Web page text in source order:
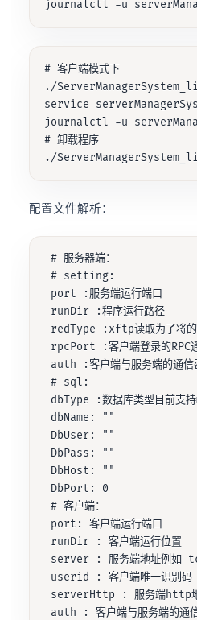
# 客户端模式下
./
service
journalctl -u
# 卸载程序
配置文件解析：
# 服务器端：
# setting:
port :服务端运行端口
runDir :程序运行路径
redType :xftp读取为了将的
rpcPort :客户端登录的RPC
auth :客户端与服务端的通信
# sql:
dbType :数据库类型目前
dbName: ""
DbUser: ""
DbPass: ""
DbHost: ""
DbPort: 0
# 客户端：
port: 客户端运行端口
runDir : 客户端运行位置
server : 服务端地址例
userid : 客户端唯一识别码
serverHttp : 服务端http